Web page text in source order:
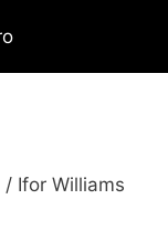
/ Ifor Williams